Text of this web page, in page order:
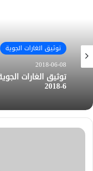
توثيق الغارات الجوية
2018-06-08
توثيق الغارات الجوية
2018-06-07